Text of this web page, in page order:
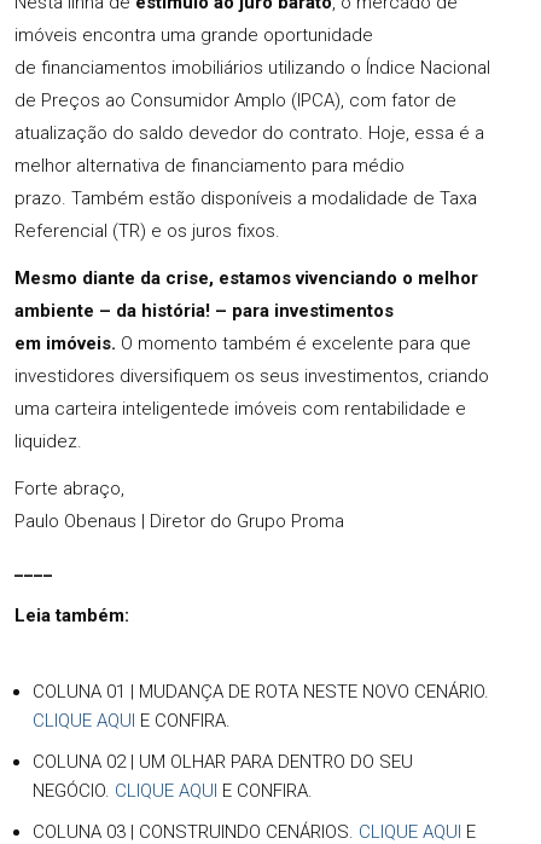
imóveis encontra uma grande oportunidade
de financiamentos imobiliários utilizando o Índice Nacional
de Preços ao Consumidor Amplo (IPCA), com fator de
atualização do saldo devedor do contrato. Hoje, essa é a
melhor alternativa de financiamento para médio
prazo. Também estão disponíveis a modalidade de Taxa
Referencial (TR) e os juros fixos.
Mesmo diante da crise, estamos vivenciando o melhor
ambiente – da história! – para investimentos
em imóveis. O momento também é excelente para que
investidores diversifiquem os seus investimentos, criando
uma carteira inteligentede imóveis com rentabilidade e
liquidez.
Forte abraço,
Paulo Obenaus | Diretor do Grupo Proma
Leia também:
COLUNA 01 | MUDANÇA DE ROTA NESTE NOVO CENÁRIO.
CLIQUE AQUI E CONFIRA.
COLUNA 02 | UM OLHAR PARA DENTRO DO SEU
NEGÓCIO. CLIQUE AQUI E CONFIRA.
COLUNA 03 | CONSTRUINDO CENÁRIOS. CLIQUE AQUI E